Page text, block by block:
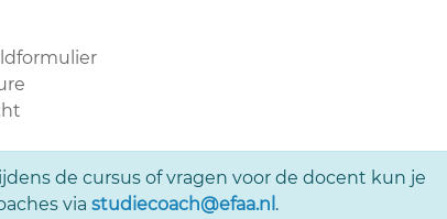
de cursus of vragen voor de docent kun je
via studiecoach@efaa.nl .